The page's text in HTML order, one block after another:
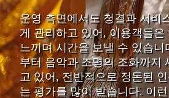
운영 측면에서도 청결과 서비
게 관리하고 있어, 이용객들은
느끼며 시간을 보낼 수 있습
부터 음악과 조명의 조화까지
고 있어, 전반적으로 정돈된
는 평가를 많이 받습니다. 이